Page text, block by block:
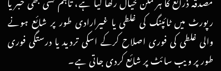
رپورٹ میں ٹائپنگ کی غلطی یا غیرارادی طور پر شائع ہونے
والی غلطی کی فوری اصلاح کرکے اسکی تردید یا درستگی فوری
طور پر ویب سائٹ پر شائع کردی جاتی ہے۔